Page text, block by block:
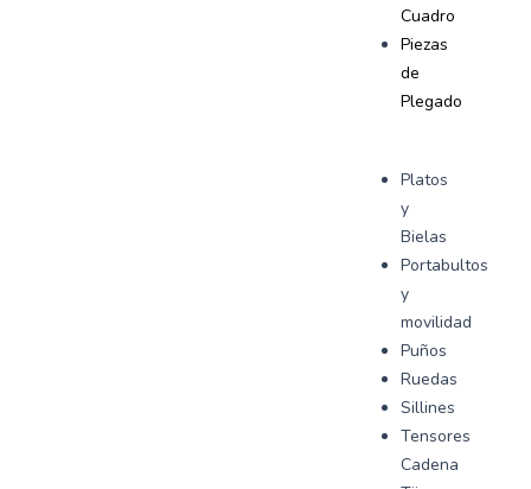
Cuadro
Piezas
de
Plegado
Platos
y
Bielas
Portabultos
y
movilidad
Puños
Ruedas
Sillines
Tensores
Cadena